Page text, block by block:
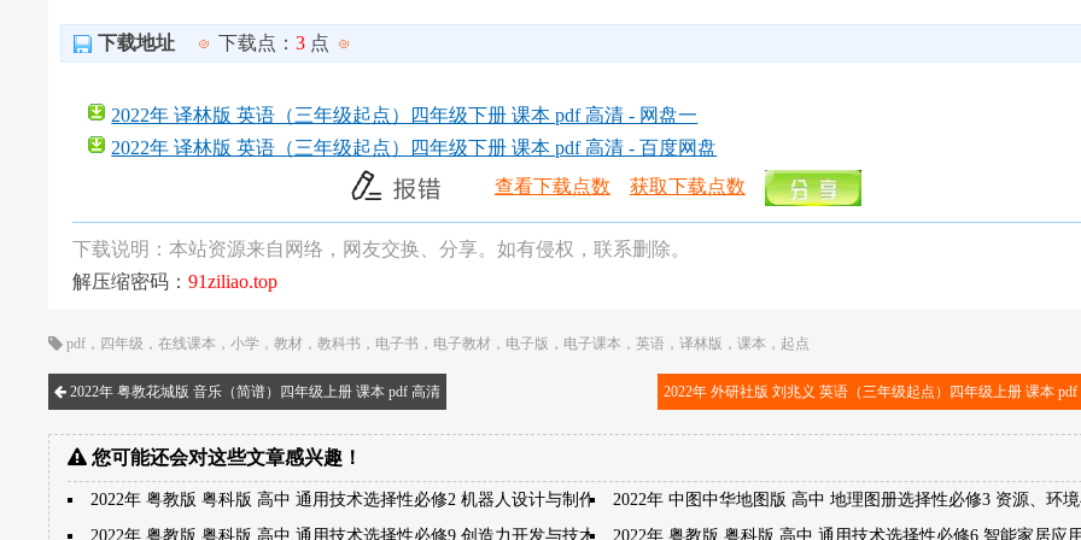
下载地址 下载点：3 点
2022年 译林版 英语（三年级起点）四年级下册 课本 pdf 高清 - 网盘一
2022年 译林版 英语（三年级起点）四年级下册 课本 pdf 高清 - 百度网盘
查看下载点数
获取下载点数
下载说明：本站资源来自网络，网友交换、分享。如有侵权，联系删除。
解压缩密码：91ziliao.top
pdf ， 四年级 ，在线课本 ，小学 ，教材 ，教科书 ， 电子书 ， 电子教材 ， 电子版 ， 电子课本 ，英语 ，译林版 ，课本 ， 起点
2022年 粤教花城版 音乐（简谱）四年级上册 课本 pdf 高清 2022年 外研社版 刘兆义 英语（三年级起点）四年级上册 课本 pdf
您可能还会对这些文章感兴趣！
2022年 粤教版 粤科版 高中 通用技术选择性必修2 机器人设计与制作
2022年 中图中华地图版 高中 地理图册选择性必修3 资源、环境
2022年 粤教版 粤科版 高中 通用技术选择性必修9 创造力开发与技术发明2022年 粤教版 粤科版 高中 通用技术选择性必修6 智能家居应